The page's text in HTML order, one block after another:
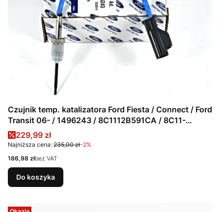
Czujnik temp. katalizatora Ford Fiesta / Connect / Ford
Transit 06- / 1496243 / 8C1112B591CA / 8C11-
12B591-CA
Cena promocyjna
229,99 zł
Najniższa cena: 235,00 zł-2%
Cena
186,98 złbez VAT
Do koszyka